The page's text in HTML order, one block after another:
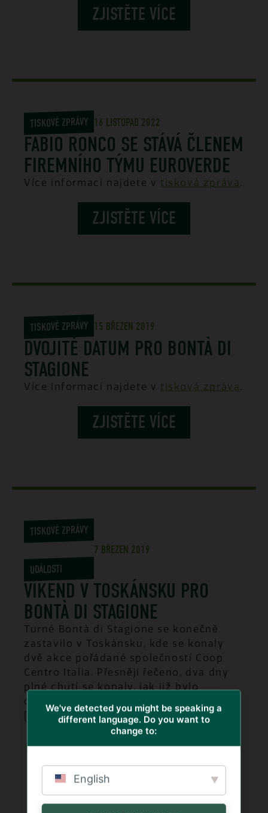
ZJISTĚTE VÍCE
TISKOVÉ ZPRÁVY 16 LISTOPAD 2022
FABIO RONCO SE STÁVÁ ČLENEM
FIREMNÍHO TÝMU EUROVERDE
Více informací najdete v tisková zpráva .
ZJISTĚTE VÍCE
TISKOVÉ ZPRÁVY 15 BŘEZEN 2019
DVOJITÉ DATUM PRO BONTÀ DI
STAGIONE
Více informací najdete v tisková zpráva .
ZJISTĚTE VÍCE
TISKOVÉ ZPRÁVY
UDÁLOSTI
7 BŘEZEN 2019
VÍKEND V TOSKÁNSKU PRO
BONTÀ DI STAGIONE
Turné Bontà di Stagione se konečně
zastavilo v Toskánsku, kde se konaly
dvě akce pořádané společností Coop
Centro Italia. Přesněji řečeno, dva dny
plné chutí se konaly, jak již bylo
oznámeno, v Sinalugě (SI) a v Le Piaggie
ZJISTĚTE VÍCE
We've detected you might be speaking a
different language. Do you want to
change to:
English